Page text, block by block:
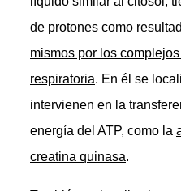
de protones como
mismos por los
respiratoria. En él se
intervienen en la
energía del ATP, como la
creatina quinasa.